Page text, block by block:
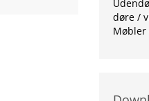
døre /
Møbler